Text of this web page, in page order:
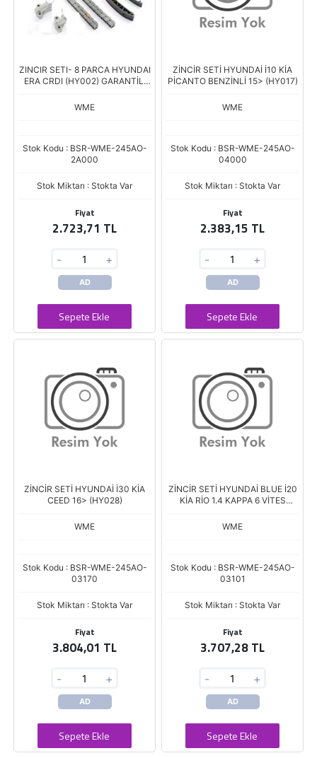
ZINCIR SETI- 8 PARCA HYUNDAI
ERA CRDI (HY002) GARANTİLİ
WME
Stok Kodu : BSR-WME-245AO-
2A000
Stok Miktarı : Stokta Var
Fiyat
2.723,71 TL
- +
AD
Sepete Ekle
ZİNCİR SETİ HYUNDAİ İ10 KİA
PİCANTO BENZİNLİ 15> (HY017)
WME
Stok Kodu : BSR-WME-245AO-
04000
Stok Miktarı : Stokta Var
Fiyat
2.383,15 TL
- +
AD
Sepete Ekle
ZİNCİR SETİ HYUNDAİ İ30 KİA
CEED 16> (HY028)
WME
Stok Kodu : BSR-WME-245AO-
03170
Stok Miktarı : Stokta Var
Fiyat
3.804,01 TL
- +
AD
Sepete Ekle
ZİNCİR SETİ HYUNDAİ BLUE İ20
KİA RİO 1.4 KAPPA 6 VİTES
WME
Stok Kodu : BSR-WME-245AO-
03101
Stok Miktarı : Stokta Var
Fiyat
3.707,28 TL
- +
AD
Sepete Ekle